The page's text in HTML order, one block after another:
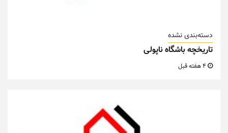
دسته‌بندی نشده
تاریخچه باشگاه ناپولی